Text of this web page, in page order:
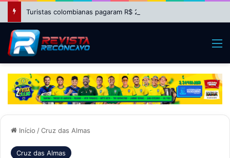
Início /Cruz das Almas
Cruz das Almas